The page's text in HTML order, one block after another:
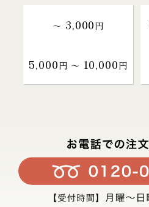
～ 3,000円
5,000円 〜 10,000円